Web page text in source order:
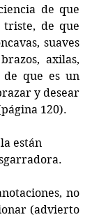
de que
triste, de que
suaves
axilas,
que es un
y desear
120).
están
no
(advierto